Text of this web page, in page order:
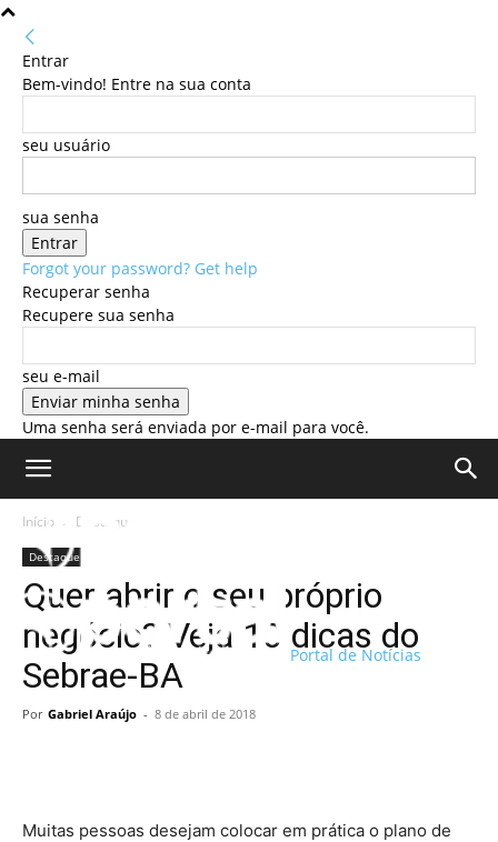
Entrar
Bem-vindo! Entre na sua conta
seu usuário
sua senha
Forgot your password? Get help
Recuperar senha
Recupere sua senha
seu e-mail
Uma senha será enviada por e-mail para você.
Portal de Notícias
Início Destaque
Destaque
Quer abrir o seu próprio
negócio? Veja 10 dicas do
Sebrae-BA
Por Gabriel Araújo - 8 de abril de 2018
Muitas pessoas desejam colocar em prática o plano de